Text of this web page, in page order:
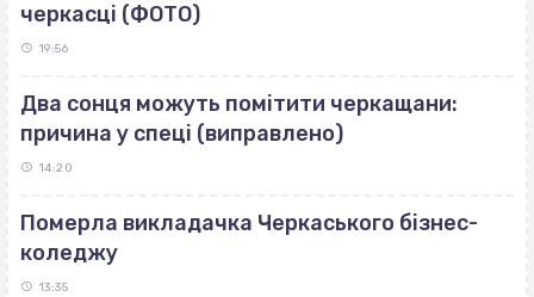
черкасці (ФОТО)
19:56
Два сонця можуть помітити черкащани:
причина у спеці (виправлено)
14:20
Померла викладачка Черкаського бізнес-
коледжу
13:35